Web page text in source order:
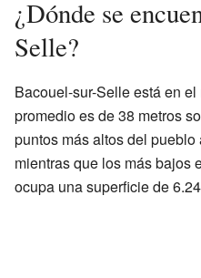
¿Dónde se
Selle?
Bacouel-sur-Selle está en
promedio es de 38 metros
puntos más altos del
mientras que los más bajos
ocupa una superficie de